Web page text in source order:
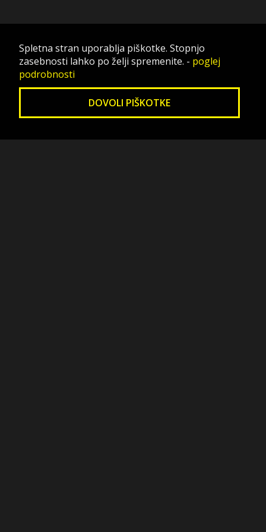
Spletna stran uporablja piškotke. Stopnjo
zasebnosti lahko po želji spremenite. - poglej
podrobnosti
DOVOLI PIŠKOTKE